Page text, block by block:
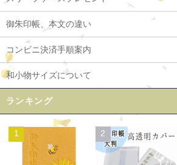
御朱印帳、本文の違い
コンビニ決済手順案内
和小物サイズについて
ランキング
1 2